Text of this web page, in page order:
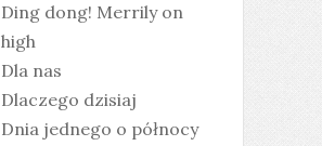
Ding dong! Merrily on
high
Dla nas
Dlaczego dzisiaj
Dnia jednego o północy